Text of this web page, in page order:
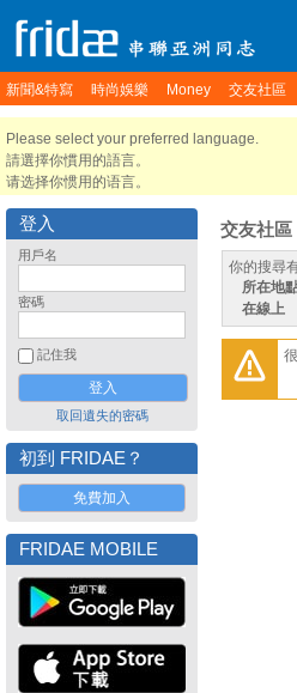
新聞&特寫 時尚娛樂 Money 交友社區
Please select your preferred language.
請選擇你慣用的語言。
请选择你惯用的语言。
登入
用戶名
密碼
記住我
取回遺失的密碼
初到 FRIDAE？
免費加入
FRIDAE MOBILE
交友社區
你的搜尋
所在地
在線上